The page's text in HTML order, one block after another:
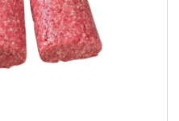
PLANLI İNDİRİMİ
Sızma Zeytinyağı (2025